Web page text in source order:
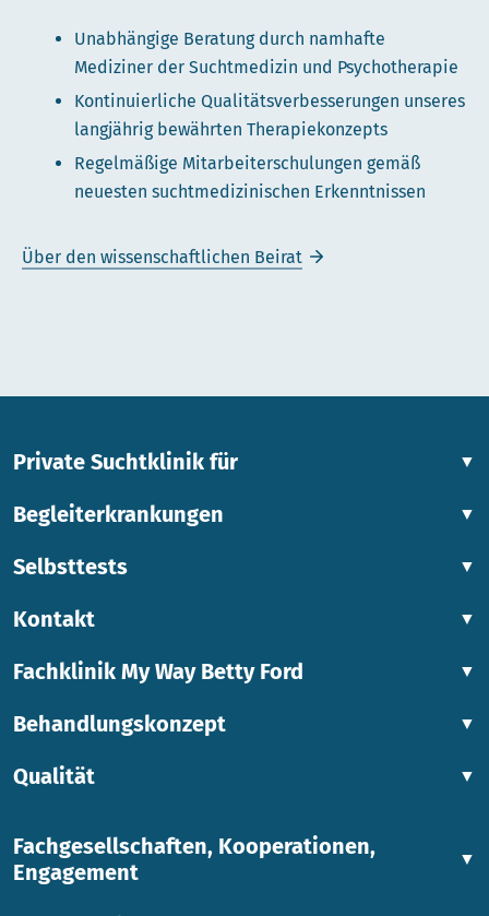
Unabhängige Beratung durch namhafte
Mediziner der Suchtmedizin und Psychotherapie
Kontinuierliche Qualitätsverbesserungen unseres
langjährig bewährten Therapiekonzepts
Regelmäßige Mitarbeiterschulungen gemäß
neuesten suchtmedizinischen Erkenntnissen
Über den wissenschaftlichen Beirat
Private Suchtklinik für ▼
Begleiterkrankungen ▼
Selbsttests ▼
Kontakt ▼
Fachklinik My Way Betty Ford ▼
Behandlungskonzept ▼
Qualität ▼
Fachgesellschaften, Kooperationen,
Engagement
▼